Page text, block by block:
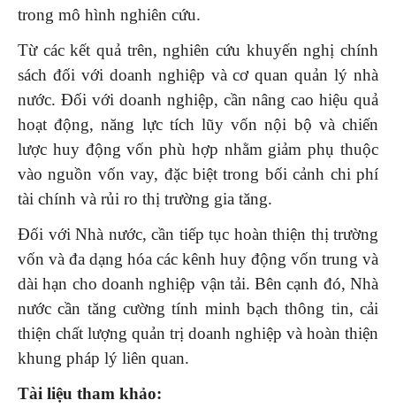
trong mô hình nghiên cứu.
Từ các kết quả trên, nghiên cứu khuyến nghị chính
sách đối với doanh nghiệp và cơ quan quản lý nhà
nước. Đối với doanh nghiệp, cần nâng cao hiệu quả
hoạt động, năng lực tích lũy vốn nội bộ và chiến
lược huy động vốn phù hợp nhằm giảm phụ thuộc
vào nguồn vốn vay, đặc biệt trong bối cảnh chi phí
tài chính và rủi ro thị trường gia tăng.
Đối với Nhà nước, cần tiếp tục hoàn thiện thị trường
vốn và đa dạng hóa các kênh huy động vốn trung và
dài hạn cho doanh nghiệp vận tải. Bên cạnh đó, Nhà
nước cần tăng cường tính minh bạch thông tin, cải
thiện chất lượng quản trị doanh nghiệp và hoàn thiện
khung pháp lý liên quan.
Tài liệu tham khảo: